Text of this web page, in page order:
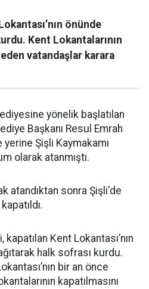
önünde
Kent Lokantalarının
vatandaşlar karara
yönelik başlatılan
Başkanı Resul Emrah
Şişli Kaymakamı
olarak atanmıştı.
atandıktan sonra Şişli'de
Kent Lokantası’nın
halk sofrası kurdu.
bir an önce
kapatılmasını